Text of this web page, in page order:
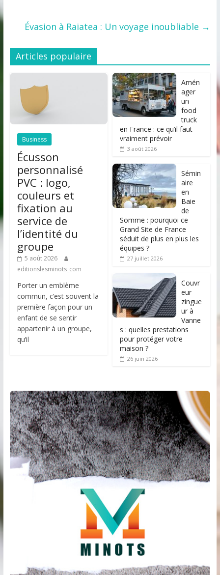
Évasion à Raiatea : Un voyage inoubliable →
Articles populaire
Business
Écusson
personnalisé
PVC : logo,
couleurs et
fixation au
service de
l’identité du
groupe
5 août 2026
editionslesminots_com
Porter un emblème
commun, c’est souvent la
première façon pour un
enfant de se sentir
appartenir à un groupe,
qu’il
Amén
ager
un
food
truck
en France : ce qu’il faut
vraiment prévoir
3 août 2026
Sémin
aire
en
Baie
de
Somme : pourquoi ce
Grand Site de France
séduit de plus en plus les
équipes ?
27 juillet 2026
Couvr
eur
zingue
ur à
Vanne
s : quelles prestations
pour protéger votre
maison ?
26 juin 2026